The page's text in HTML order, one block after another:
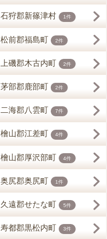
石狩郡新篠津村 1件
松前郡福島町 2件
上磯郡木古内町 2件
茅部郡鹿部町 2件
二海郡八雲町 7件
檜山郡江差町 4件
檜山郡厚沢部町 4件
奥尻郡奥尻町 1件
久遠郡せたな町 5件
寿都郡黒松内町 3件